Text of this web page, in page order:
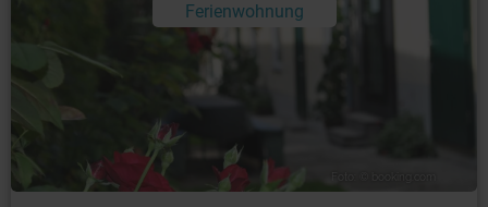
Ferienwohnung